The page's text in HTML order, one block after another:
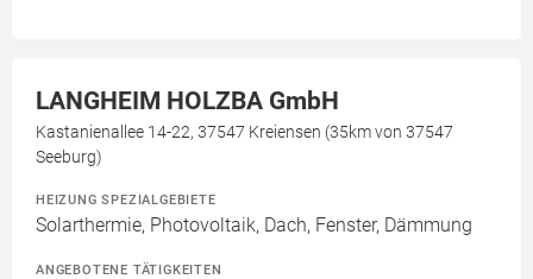
LANGHEIM HOLZBA GmbH
Kastanienallee 14-22, 37547 Kreiensen (35km von 37547
Seeburg)
HEIZUNG SPEZIALGEBIETE
Solarthermie, Photovoltaik, Dach, Fenster, Dämmung
ANGEBOTENE TÄTIGKEITEN